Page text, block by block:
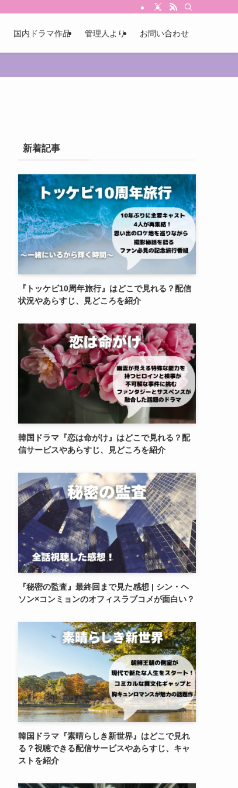
国内ドラマ作品 管理人より お問い合わせ
新着記事
『トッケビ10周年旅行』はどこで見れる？配信
状況やあらすじ、見どころを紹介
韓国ドラマ『恋は命がけ』はどこで見れる？配
信サービスやあらすじ、見どころを紹介
『秘密の監査』最終回まで見た感想 | シン・ヘ
ソン×コンミョンのオフィスラブコメが面白い？
韓国ドラマ『素晴らしき新世界』はどこで見れ
る？視聴できる配信サービスやあらすじ、キャ
ストを紹介